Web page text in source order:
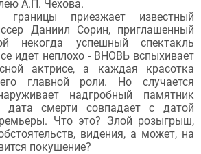
А.П. Чехова.
приезжает известный
Даниил Сорин, приглашенный
некогда успешный спектакль
идет неплохо - ВНОВЬ вспыхивает
актрисе, а каждая красотка
главной роли. Но случается
надгробный памятник
дата смерти совпадает с датой
Что это? Злой розыгрыш,
видения, а может, на
покушение?